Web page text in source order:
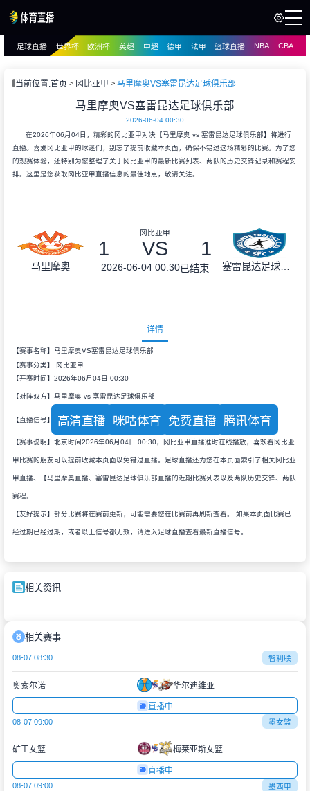
播
足球直播 世界杯 欧洲杯 英超 中超 德甲 法甲 篮球直播 NBA CBA
当前位置:首页 冈比亚甲 马里摩奥VS塞雷昆达足球俱乐部
马里摩奥VS塞雷昆达足球俱乐部
2026-06-04 00:30
在2026年06月04日，精彩的冈比亚甲对决【马里摩奥 vs 塞雷昆达足球俱乐部】将进行
直播。喜爱冈比亚甲的球迷们，别忘了提前收藏本页面，确保不错过这场精彩的比赛。为了您
的观赛体验，还特别为您整理了关于冈比亚甲的最新比赛列表、两队的历史交锋记录和赛程安
排。这里是您获取冈比亚甲直播信息的最佳地点，敬请关注。
马里摩奥
冈比亚甲
1 VS 1
2026-06-04 00:30已结束 塞雷昆达足球俱乐部
详情
【赛事名称】马里摩奥VS塞雷昆达足球俱乐部
【赛事分类】
冈比亚甲
【开赛时间】2026年06月04日 00:30
【对阵双方】马里摩奥 vs 塞雷昆达足球俱乐部
【直播信号】 高清直播 咪咕体育 免费直播 腾讯体育
【赛事说明】北京时间2026年06月04日 00:30，冈比亚甲直播准时在线播放，喜欢看冈比亚
甲比赛的朋友可以提前收藏本页面以免错过直播。足球直播还为您在本页面索引了相关冈比亚
甲直播、【马里摩奥直播、塞雷昆达足球俱乐部直播的近期比赛列表以及两队历史交锋、两队
赛程。
【友好提示】部分比赛将在赛前更新，可能需要您在比赛前再刷新查看。 如果本页面比赛已
经过期已经过期，或者以上信号都无效，请进入足球直播查看最新直播信号。
相关资讯
相关赛事
08-07 08:30 智利联
奥索尔诺 华尔迪维亚
直播中
08-07 09:00 墨女篮
矿工女篮 梅莱亚斯女篮
直播中
08-07 09:00 墨西甲